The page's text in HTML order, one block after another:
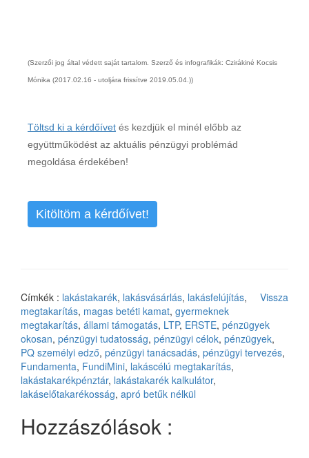
(Szerzői jog által védett saját tartalom. Szerző és infografikák: Czirákiné Kocsis
Mónika (2017.02.16 - utoljára frissítve 2019.05.04.))
Töltsd ki a kérdőívet és kezdjük el minél előbb az
együttműködést az aktuális pénzügyi problémád
megoldása érdekében!
Kitöltöm a kérdőívet!
Vissza
Címkék : lakástakarék, lakásvásárlás, lakásfelújítás,
megtakarítás, magas betéti kamat, gyermeknek
megtakarítás, állami támogatás, LTP, ERSTE, pénzügyek
okosan, pénzügyi tudatosság, pénzügyi célok, pénzügyek,
PQ személyi edző, pénzügyi tanácsadás, pénzügyi tervezés,
Fundamenta, FundiMini, lakáscélú megtakarítás,
lakástakarékpénztár, lakástakarék kalkulátor,
lakáselőtakarékosság, apró betűk nélkül
Hozzászólások :